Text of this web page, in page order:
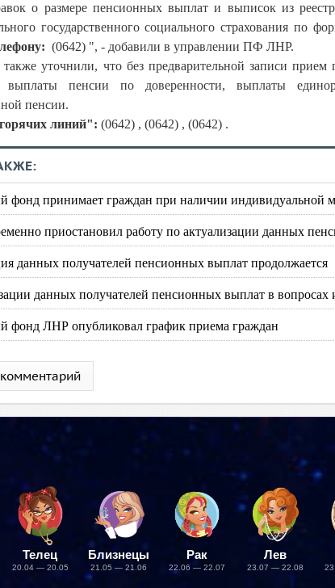
о размере пенсионных выплат и выписок из
государственного социального страхования по
(0642) ", - добавили в управлении ПФ ЛНР.
уточнили, что без предварительной записи
выплаты пенсии по доверенности, выплаты
пенсии.
линий": (0642) , (0642) , (0642) .
фонд принимает граждан при наличии индивидуальной
приостановил работу по актуализации данных
данных получателей пенсионных выплат продолжается
данных получателей пенсионных выплат в вопросах
фонд ЛНР опубликовал график приема граждан
Телец
20.04 — 20.05
Близнецы
21.05 — 21.06
Рак
22.06 — 22.07
Лев
23.07 — 22.08